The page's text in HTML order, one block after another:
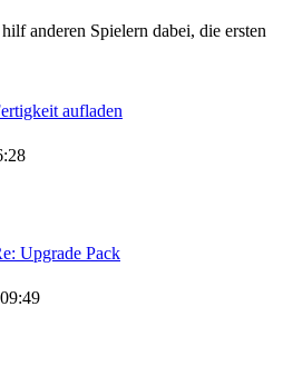
anderen Spielern dabei, die ersten
aufladen
Upgrade Pack